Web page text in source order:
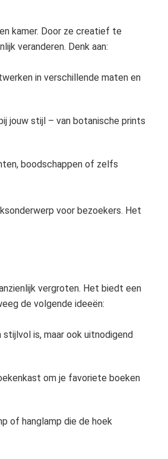
kamer. Door ze creatief te
veranderen. Denk aan:
in verschillende maten en
jouw stijl – van botanische prints
boodschappen of zelfs
voor bezoekers. Het
vergroten. Het biedt een
de volgende ideeën:
is, maar ook uitnodigend
om je favoriete boeken
of hanglamp die de hoek